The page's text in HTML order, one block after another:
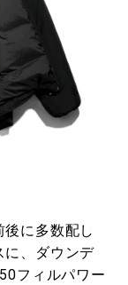
に多数配し
に、ダウンデ
フィルパワー